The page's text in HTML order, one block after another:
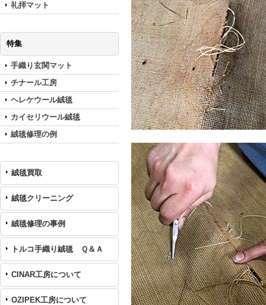
礼拝マット
特集
手織り玄関マット
チナール工房
ヘレケウール絨毯
カイセリウール絨毯
絨毯修理の例
絨毯買取
絨毯クリーニング
絨毯修理の事例
トルコ手織り絨毯 Ｑ＆Ａ
CINAR工房について
OZIPEK工房について